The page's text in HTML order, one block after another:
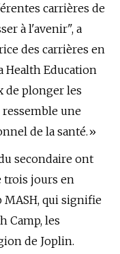
carrières de
à l'avenir", a
des carrières en
Health Education
de plonger les
une
de la santé.»
secondaire ont
trois jours en
MASH, qui signifie
Camp, les
de Joplin.